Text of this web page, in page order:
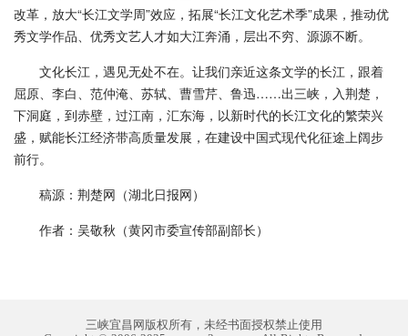
改革，放大“长江文学周”效应，拓展“长江文化艺术季”成果，推动优
秀文学作品、优秀文艺人才如大江奔涌，层出不穷、源源不断。
文化长江，遇见无处不在。让我们亲近这条文学的长江，跟着
屈原、李白、范仲淹、苏轼、曹雪芹、鲁迅……出三峡，入荆楚，
下洞庭，到赤壁，过江南，汇东海，以新时代的长江文化的繁荣兴
盛，赋能长江经济带高质量发展，在建设中国式现代化征途上阔步
前行。
稿源：荆楚网（湖北日报网）
作者：吴敬秋（黄冈市委宣传部副部长）
三峡宜昌网版权所有，未经书面授权禁止使用